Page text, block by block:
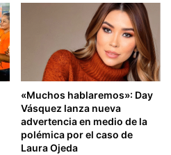
«Muchos hablaremos»: Day
Vásquez lanza nueva
advertencia en medio de la
polémica por el caso de
Laura Ojeda